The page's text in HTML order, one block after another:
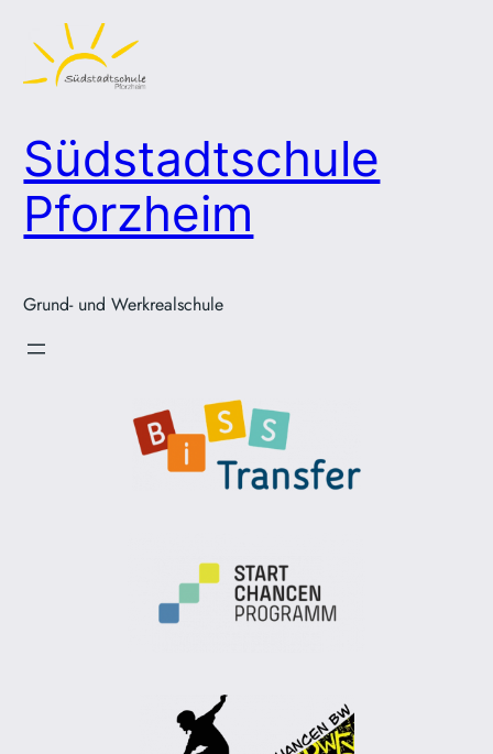
Inhalt
springen
Südstadtschule
Pforzheim
Grund- und Werkrealschule